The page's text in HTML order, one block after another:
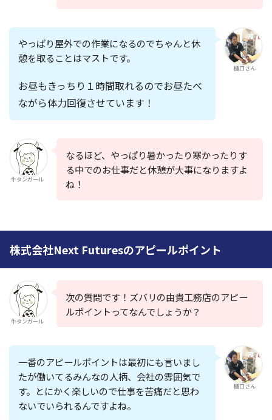
櫃口さん
やっぱり屋外での作業になるのでちゃんと休
憩を取ることはマストです。
お昼もきっちり１時間取れるのでお昼たべ
ながら体力回復させています！
牛タンガール
なるほど、やっぱり暑かったり寒かったりす
る中でのお仕事だと休憩が大事になりますよ
ね！
株式会社Next Futuresのアピールポイント
牛タンガール
次の質問です！ズバリの由貴工務店のアピー
ルポイントってなんでしょうか？
櫃口さん
一番のアピールポイントは最初にも言いまし
たが働いてるみんなの人柄、会社の雰囲気で
す。 とにかく楽しいので仕事を苦痛だと思わ
ないでいられるんですよね。